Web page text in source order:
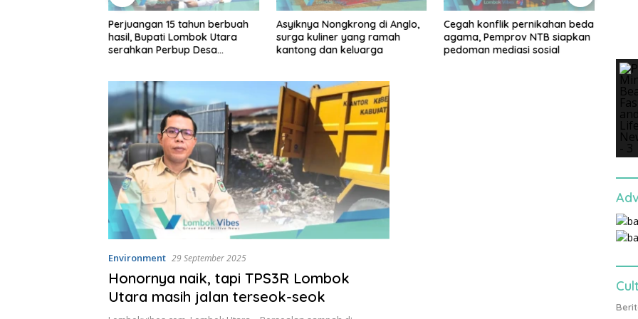
Perjuangan 15 tahun berbuah
hasil, Bupati Lombok Utara
serahkan Perbup Desa
Asyiknya Nongkrong di Anglo,
surga kuliner yang ramah
kantong dan keluarga
Cegah konflik pernikahan beda
agama, Pemprov NTB siapkan
pedoman mediasi sosial
Environment 29 September 2025
Honornya naik, tapi TPS3R Lombok
Utara masih jalan terseok-seok